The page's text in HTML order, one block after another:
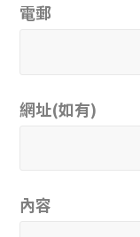
電郵
網址(如有)
內容